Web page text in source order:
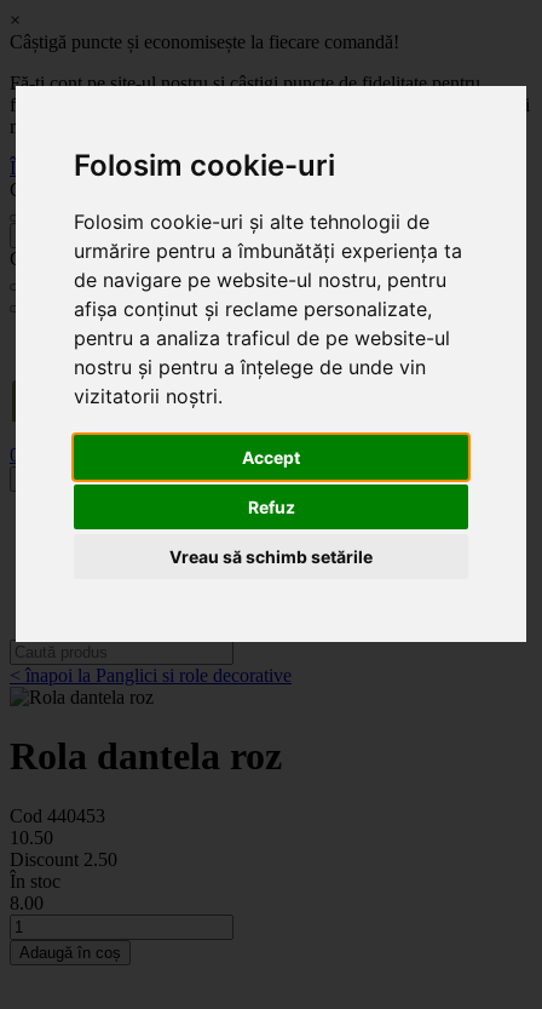
Folosim cookie-uri
Folosim cookie-uri și alte tehnologii de
urmărire pentru a îmbunătăți experiența ta
de navigare pe website-ul nostru, pentru
afișa conținut și reclame personalizate,
pentru a analiza traficul de pe website-ul
nostru și pentru a înțelege de unde vin
vizitatorii noștri.
Accept
Refuz
Vreau să schimb setările
×
Câștigă puncte și economisește la fiecare comandă!
Fă-ți cont pe site-ul nostru și câștigi puncte de fidelitate pentru
fiecare comandă! Cu cât comanzi mai mult, cu atât economisești mai
mult!
Înregistrează-te acum
Celoplast
Celoplast
Transportul este GRATUIT pentru comenzile mai mari de 350 Lei. Comanda minimă în
valoare de 100 Lei. Expediere în 1 - 2 zile lucrătoare.
0
Toggle navigation
< înapoi la Panglici si role decorative
Rola dantela roz
Cod 440453
10.50
Discount 2.50
În stoc
8.00
Adaugă în coș